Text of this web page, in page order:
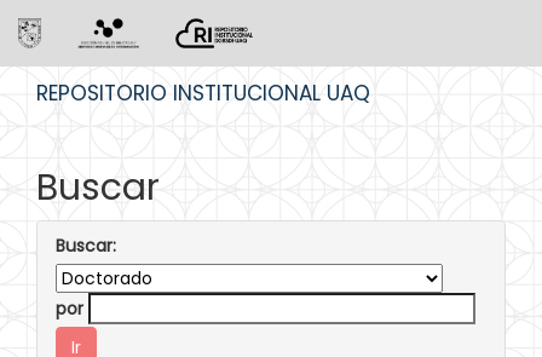
REPOSITORIO INSTITUCIONAL UAQ
Buscar
Buscar:
por